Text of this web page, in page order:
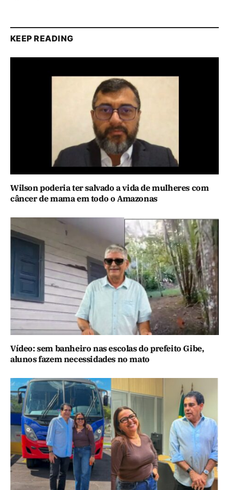
KEEP READING
Wilson poderia ter salvado a vida de mulheres com
câncer de mama em todo o Amazonas
Vídeo: sem banheiro nas escolas do prefeito Gibe,
alunos fazem necessidades no mato